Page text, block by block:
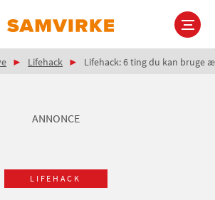
Lifehack Lifehack: 6 ting du kan bruge
ANNONCE
LIFEHACK